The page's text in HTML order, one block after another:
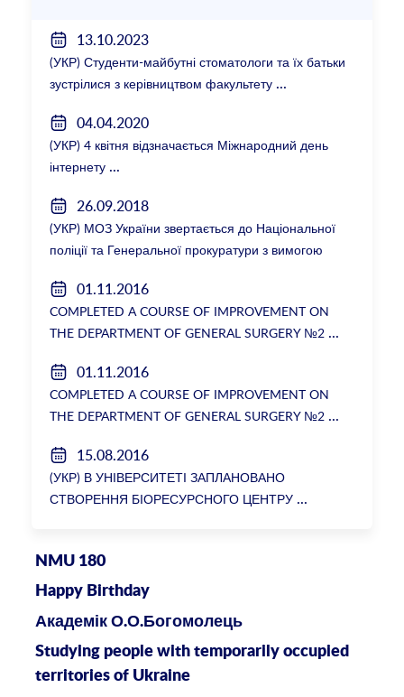
13.10.2023
(УКР) Студенти-майбутні стоматологи та їх батьки
зустрілися з керівництвом факультету
04.04.2020
(УКР) 4 квітня відзначається Міжнародний день
інтернету
26.09.2018
(УКР) МОЗ України звертається до Національної
поліції та Генеральної прокуратури з вимогою
ректорки НМУ Катерини Амосової
01.11.2016
COMPLETED A COURSE OF IMPROVEMENT ON
THE DEPARTMENT OF GENERAL SURGERY №2
01.11.2016
COMPLETED A COURSE OF IMPROVEMENT ON
THE DEPARTMENT OF GENERAL SURGERY №2
15.08.2016
(УКР) В УНІВЕРСИТЕТІ ЗАПЛАНОВАНО
СТВОРЕННЯ БІОРЕСУРСНОГО ЦЕНТРУ
NMU 180
Happy Birthday
Академік О.О.Богомолець
Studying people with temporarily occupied
territories of Ukraine